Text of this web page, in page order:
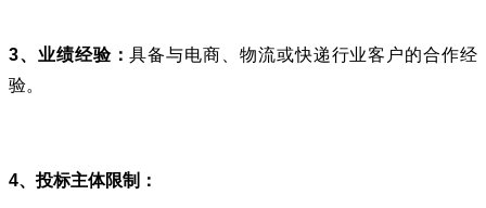
3、业绩经验：具备与电商、物流或快递行业客户的合作经
验。
4、投标主体限制：